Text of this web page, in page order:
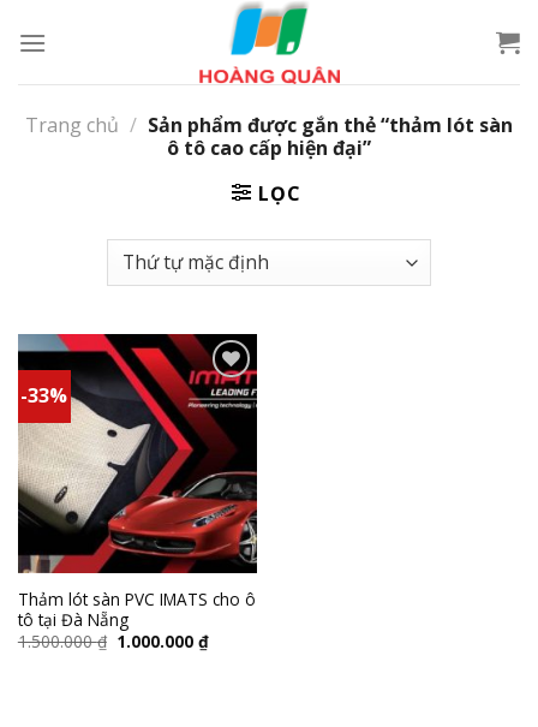
Trang chủ / Sản phẩm được gắn thẻ “thảm lót sàn
ô tô cao cấp hiện đại”
LỌC
-33%
Add to
wishlist
Thảm lót sàn PVC IMATS cho ô
tô tại Đà Nẵng
1.500.000₫ 1.000.000 ₫